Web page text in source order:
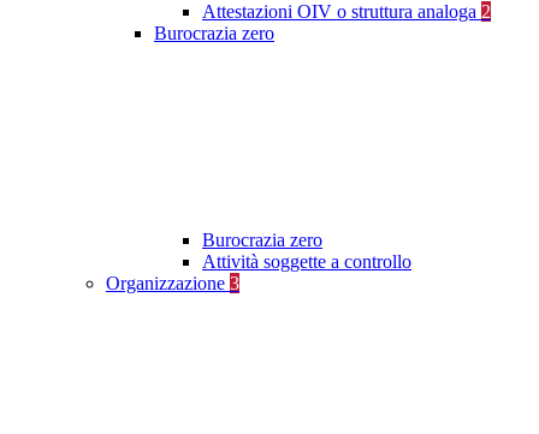
Attestazioni OIV o struttura analoga 2
Burocrazia zero
Burocrazia zero
Attività soggette a controllo
Organizzazione 3